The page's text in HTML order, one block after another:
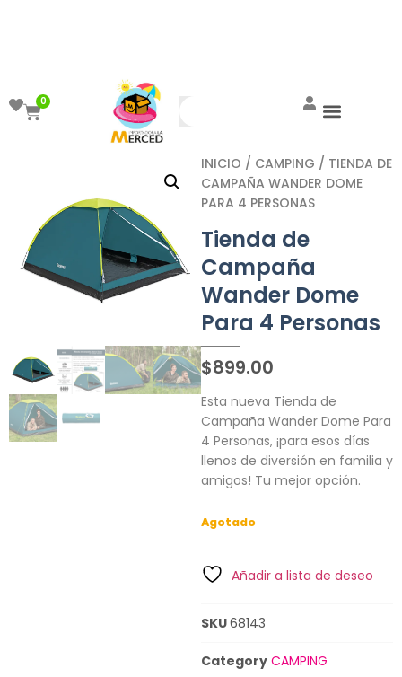
0
INICIO / CAMPING / TIENDA DE
CAMPAÑA WANDER DOME
PARA 4 PERSONAS
Tienda de
Campaña
Wander Dome
Para 4 Personas
$899.00
Esta nueva Tienda de
Campaña Wander Dome Para
4 Personas, ¡para esos días
llenos de diversión en familia y
amigos! Tu mejor opción.
Agotado
Añadir a lista de deseo
SKU68143
Category CAMPING